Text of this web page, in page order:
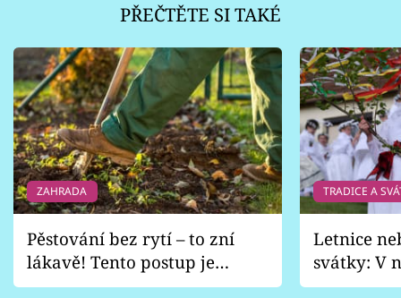
PŘEČTĚTE SI TAKÉ
ZAHRADA
Pěstování bez rytí – to zní
lákavě! Tento postup je
vhodný jen pro některé
TRADICE A
Letnice
svátky: V
pondělí